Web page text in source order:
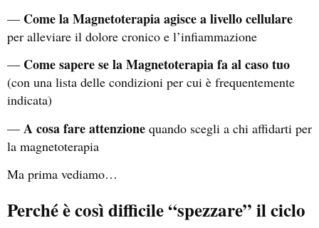
— Come la Magnetoterapia agisce a livello cellulare
per alleviare il dolore cronico e l’infiammazione
— Come sapere se la Magnetoterapia fa al caso tuo
(con una lista delle condizioni per cui è frequentemente
indicata)
— A cosa fare attenzione quando scegli a chi affidarti per
la magnetoterapia
Ma prima vediamo…
Perché è così difficile “spezzare” il ciclo